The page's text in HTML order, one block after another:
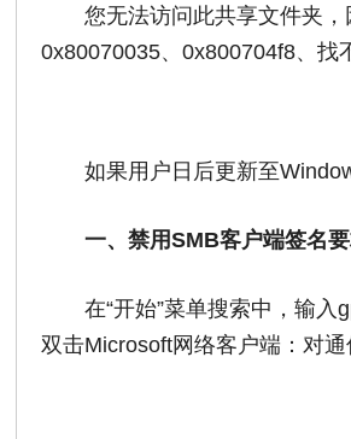
您无法访问此共享文件夹
0x80070035、0x800704f8、找
如果用户日后更新至
一、禁用SMB客户端签名
在“开始”菜单搜索中，输入
双击Microsoft网络客户端：对通